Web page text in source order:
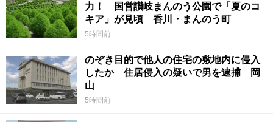
力！ 国営讃岐まんのう公園で「夏のコ
キア」が見頃 香川・まんのう町
5時間前
のぞき目的で他人の住宅の敷地内に侵入
したか 住居侵入の疑いで男を逮捕 岡
山
5時間前